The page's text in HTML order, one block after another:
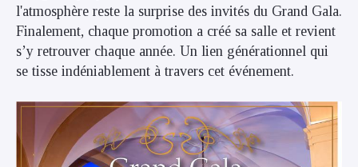
l'atmosphère reste la surprise des invités du Grand Gala.
Finalement, chaque promotion a créé sa salle et revient
s’y retrouver chaque année. Un lien générationnel qui
se tisse indéniablement à travers cet événement.